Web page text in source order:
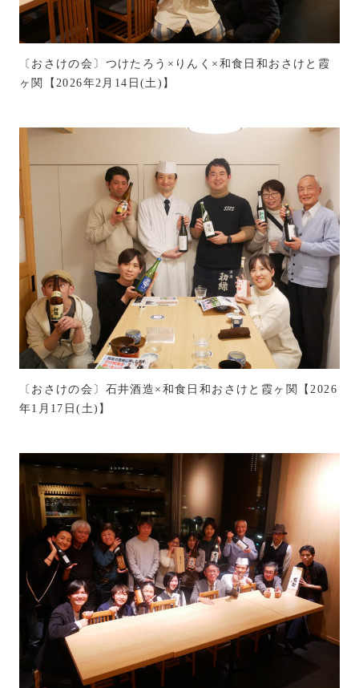
〔おさけの会〕つけたろう×りんく×和食日和おさけと霞
ヶ関【2026年2月14日(土)】
〔おさけの会〕石井酒造×和食日和おさけと霞ヶ関【2026
年1月17日(土)】